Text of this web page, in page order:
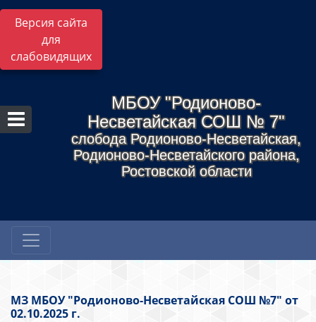
Версия сайта
для
слабовидящих
МБОУ "Родионово-
Несветайская СОШ № 7"
слобода Родионово-Несветайская,
Родионово-Несветайского района,
Ростовской области
МЗ МБОУ "Родионово-Несветайская СОШ №7" от
02.10.2025 г.